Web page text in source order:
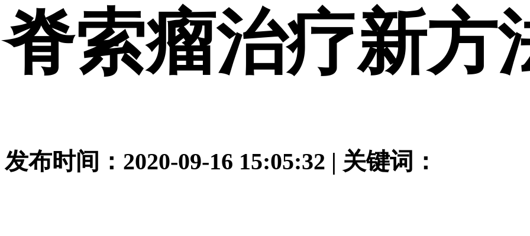
脊索瘤治疗新方
发布时间：2020-09-16 15:05:32 | 关键词：